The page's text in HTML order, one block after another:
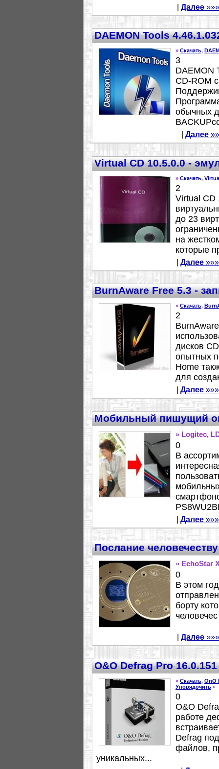
Далее »»»
DAEMON Tools
» Скачать,
3
DAEMON
СD-ROM
обычных
Далее
Virtual CD 10.5.0.0 -
» Скачать,
2
Virtual CD
до 23
на
которые
Далее »»»
BurnAware Free 5.3 -
» Скачать,
2
дисков
опытных
Home
для
Далее »»»
Мобильный пишущий
» Logitec,
0
В
Далее »»»
Послание
» EchoStar
0
В этом
борту
Далее »»»
O&O Defrag Pro
» Скачать, OnO
Упорядочить »
0
O&O
работе
Defrag
файлов,
уникальных...